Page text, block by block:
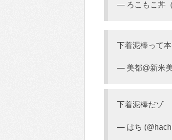
— ろこもこ丼
下着泥棒って
— 美都@新米
下着泥棒だゾ
— はち